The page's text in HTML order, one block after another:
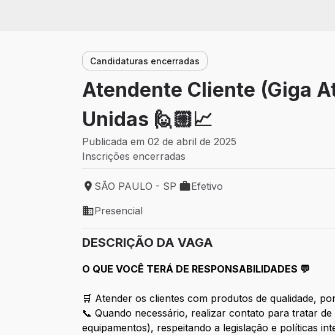
Candidaturas encerradas
Atendente Cliente (Giga
Unidas 🙋🏼📈
Publicada em 02 de abril de 2025
Inscrições encerradas
Local de trabalho: SÃO PAULO - SP
SÃO PAULO - SP
Tipo de vaga: Efetivo
Efetivo
Modelo de trabalho: Presencial
Presencial
DESCRIÇÃO DA VAGA
O QUE VOCÊ TERÁ DE RESPONSABILIDADES 💬
🛒 Atender os clientes com produtos de qualidade,
📞 Quando necessário, realizar contato para tratar
equipamentos), respeitando a legislação e políticas